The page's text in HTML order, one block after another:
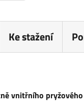
Ke stažení
vnitřního